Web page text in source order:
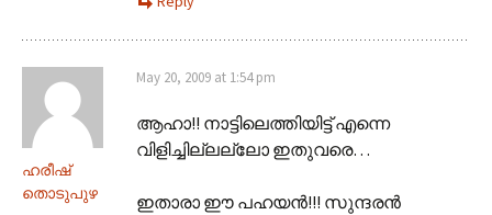
ഹരീഷ്
തൊടുപുഴ
May 20, 2009 at 1:54 pm
ആഹാ!! നാട്ടിലെത്തിയിട്ട് എന്നെ
വിളിച്ചില്ലല്ലോ ഇതുവരെ…
ഇതാരാ ഈ പഹയന്‍!!! സുന്ദരന്‍